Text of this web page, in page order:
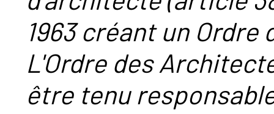
1963 créant un
L'Ordre des
être tenu